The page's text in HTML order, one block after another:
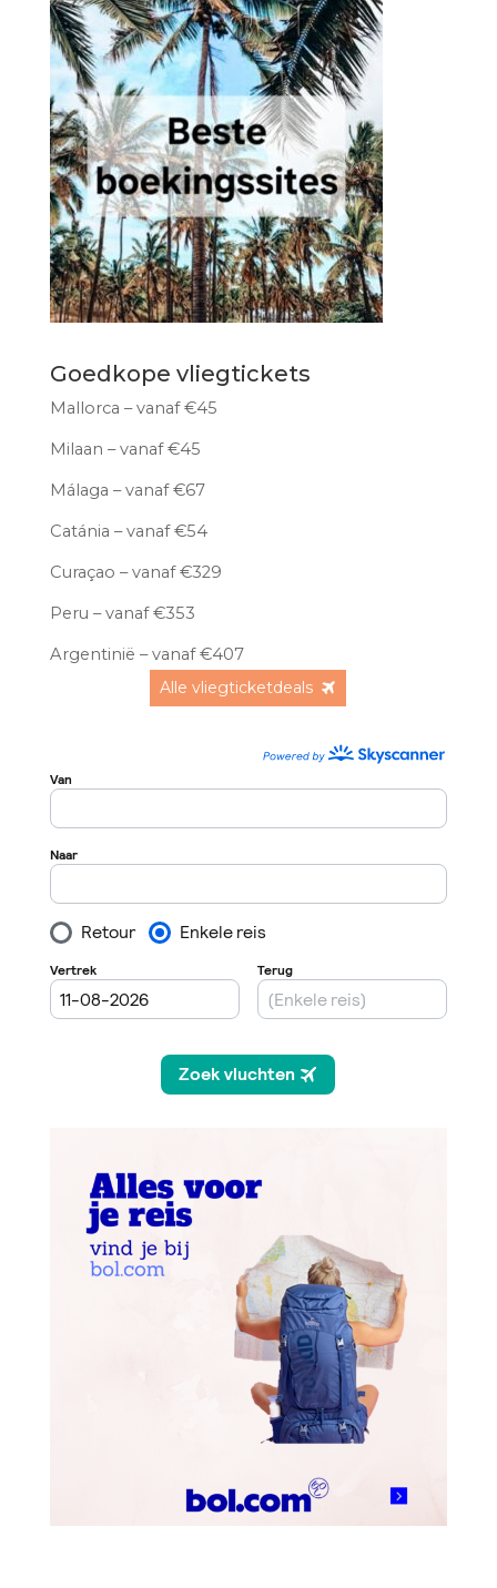
Goedkope vliegtickets
Mallorca – vanaf €45
Milaan – vanaf €45
Málaga – vanaf €67
Catánia – vanaf €54
Curaçao – vanaf €329
Peru – vanaf €353
Argentinië – vanaf €407
Alle vliegticketdeals